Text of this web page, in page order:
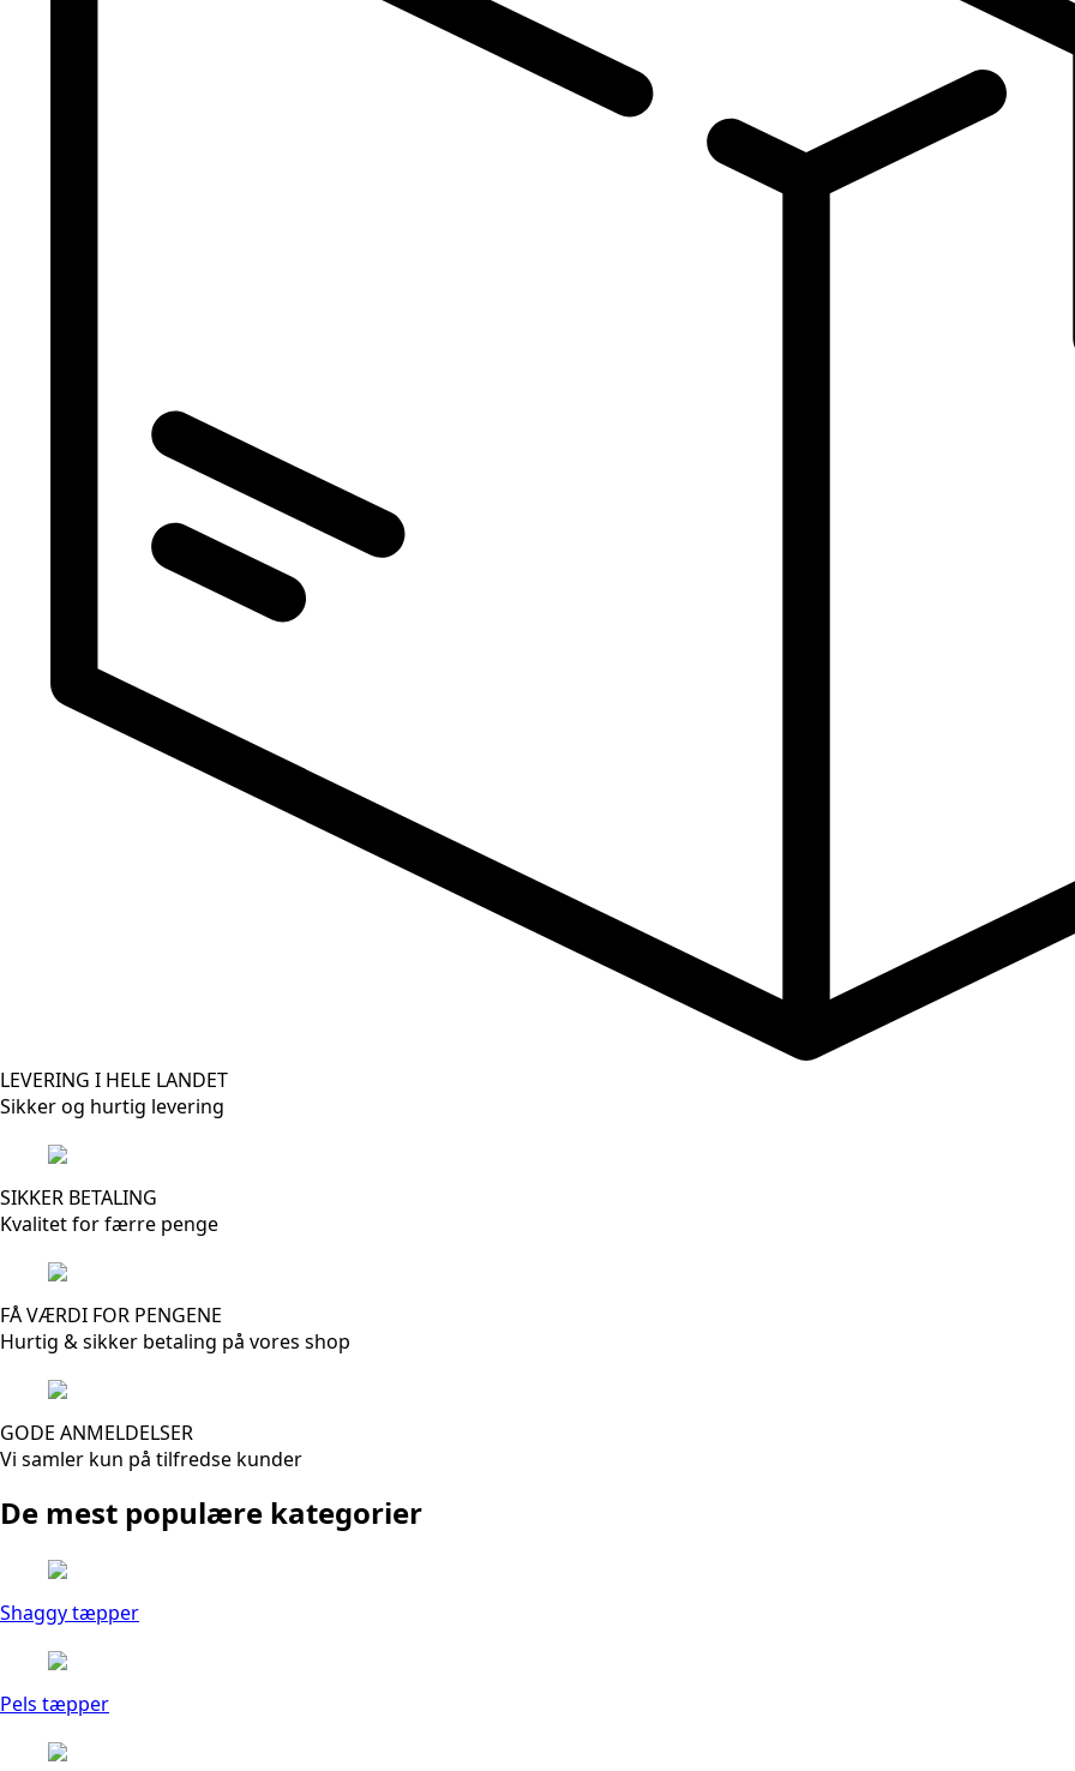
LEVERING I HELE LANDET
Sikker og hurtig levering
SIKKER BETALING
Kvalitet for færre penge
FÅ VÆRDI FOR PENGENE
Hurtig & sikker betaling på vores shop
GODE ANMELDELSER
Vi samler kun på tilfredse kunder
De mest populære kategorier
Shaggy tæpper
Pels tæpper